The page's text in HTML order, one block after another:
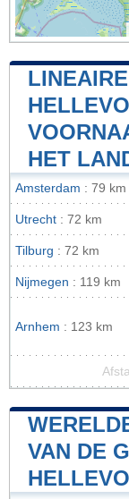
HET
Amsterdam : 79 km
Utrecht : 72 km
Tilburg : 72 km
Nijmegen : 119 km
Arnhem : 123 km
VAN DE